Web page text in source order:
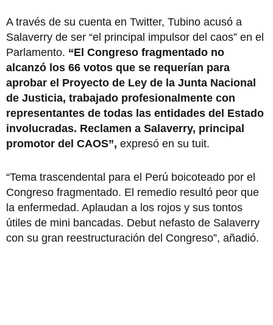
A través de su cuenta en Twitter, Tubino acusó a
Salaverry de ser “el principal impulsor del caos” en el
Parlamento. “El Congreso fragmentado no
alcanzó los 66 votos que se requerían para
aprobar el Proyecto de Ley de la Junta Nacional
de Justicia, trabajado profesionalmente con
representantes de todas las entidades del Estado
involucradas. Reclamen a Salaverry, principal
promotor del CAOS”, expresó en su tuit.
“Tema trascendental para el Perú boicoteado por el
Congreso fragmentado. El remedio resultó peor que
la enfermedad. Aplaudan a los rojos y sus tontos
útiles de mini bancadas. Debut nefasto de Salaverry
con su gran reestructuración del Congreso”, añadió.